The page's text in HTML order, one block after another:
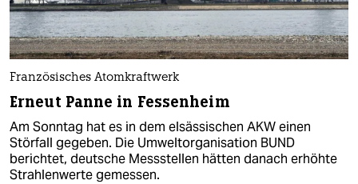
Französisches Atomkraftwerk
Erneut Panne in Fessenheim
Am Sonntag hat es in dem elsässischen AKW einen
Störfall gegeben. Die Umweltorganisation BUND
berichtet, deutsche Messstellen hätten danach erhöhte
Strahlenwerte gemessen.